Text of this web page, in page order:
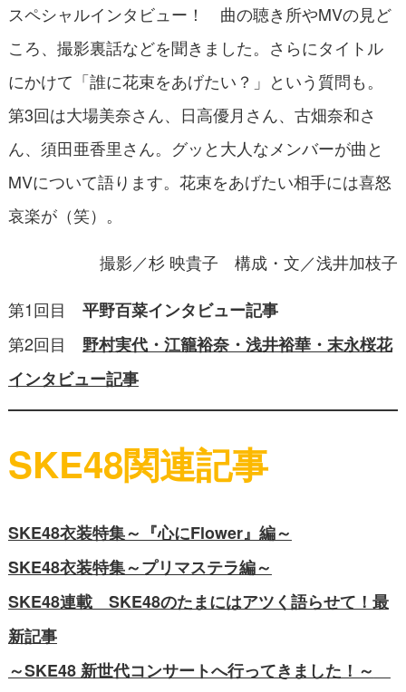
スペシャルインタビュー！ 曲の聴き所やMVの見ど
ころ、撮影裏話などを聞きました。さらにタイトル
にかけて「誰に花束をあげたい？」という質問も。
第3回は大場美奈さん、日高優月さん、古畑奈和さ
ん、須田亜香里さん。グッと大人なメンバーが曲と
MVについて語ります。花束をあげたい相手には喜怒
哀楽が（笑）。
撮影／杉 映貴子 構成・文／浅井加枝子
第1回目 平野百菜インタビュー記事
第2回目 野村実代・江籠裕奈・浅井裕華・末永桜花
インタビュー記事
SKE48関連記事
SKE48衣装特集～『心にFlower』編～
SKE48衣装特集～プリマステラ編～
SKE48連載 SKE48のたまにはアツく語らせて！最
新記事
～SKE48 新世代コンサートへ行ってきました！～